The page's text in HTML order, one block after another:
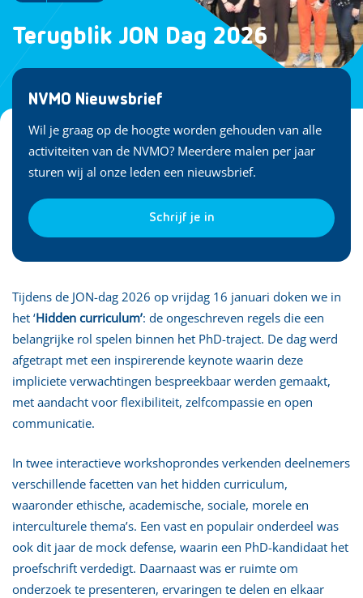
Terugblik JON Dag 2026
NVMO Nieuwsbrief
Wil je graag op de hoogte worden gehouden van alle
activiteiten van de NVMO? Meerdere malen per jaar
sturen wij al onze leden een nieuwsbrief.
Schrijf je in
Tijdens de JON-dag 2026 op vrijdag 16 januari doken we in
het ‘Hidden curriculum’: de ongeschreven regels die een
belangrijke rol spelen binnen het PhD-traject. De dag werd
afgetrapt met een inspirerende keynote waarin deze
impliciete verwachtingen bespreekbaar werden gemaakt,
met aandacht voor flexibiliteit, zelfcompassie en open
communicatie.
In twee interactieve workshoprondes verkenden deelnemers
verschillende facetten van het hidden curriculum,
waaronder ethische, academische, sociale, morele en
interculturele thema’s. Een vast en populair onderdeel was
ook dit jaar de mock defense, waarin een PhD-kandidaat het
proefschrift verdedigt. Daarnaast was er ruimte om
onderzoek te presenteren, ervaringen te delen en elkaar